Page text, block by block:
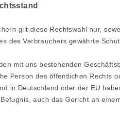
gilt diese Rechtswahl nur,
des Verbrauchers gewährte
mit uns bestehenden
Person des öffentlichen Rechts
in Deutschland oder der EU
auch das Gericht an